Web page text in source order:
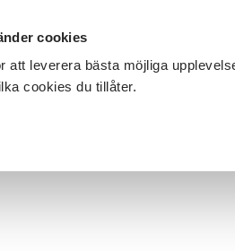
cookies
att leverera bästa möjliga
cookies du tillåter.
SOM SÖK KURSER OCH EVENEMANG